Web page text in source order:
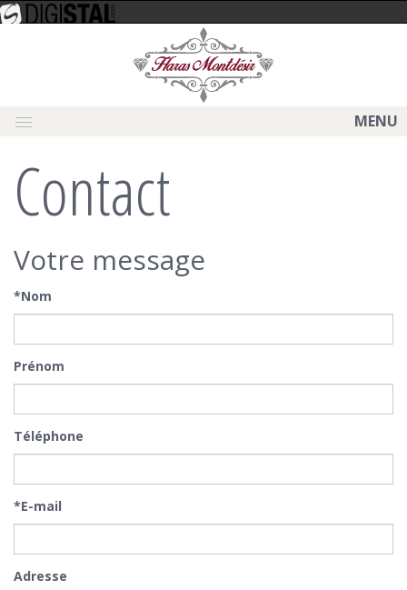
MENU
Contact
Votre message
*Nom
Prénom
Téléphone
*E-mail
Adresse